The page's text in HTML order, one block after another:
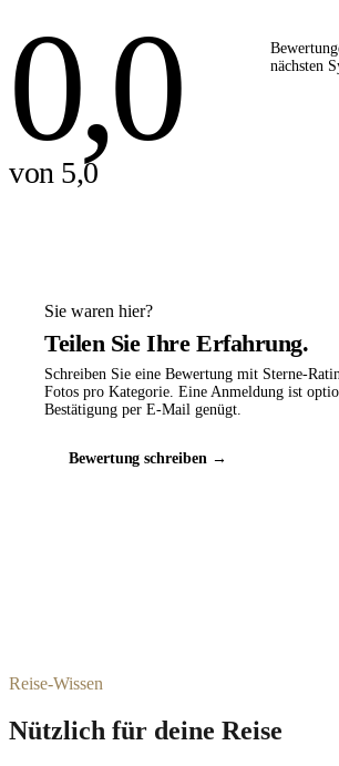
0,0
von 5,0
nächsten
Sie waren hier?
Teilen Sie Ihre Erfahrung.
Schreiben Sie eine Bewertung mit Sterne-
Fotos pro Kategorie. Eine Anmeldung ist
Bestätigung per E-Mail genügt.
Bewertung schreiben →
Reise-Wissen
Nützlich für deine Reise